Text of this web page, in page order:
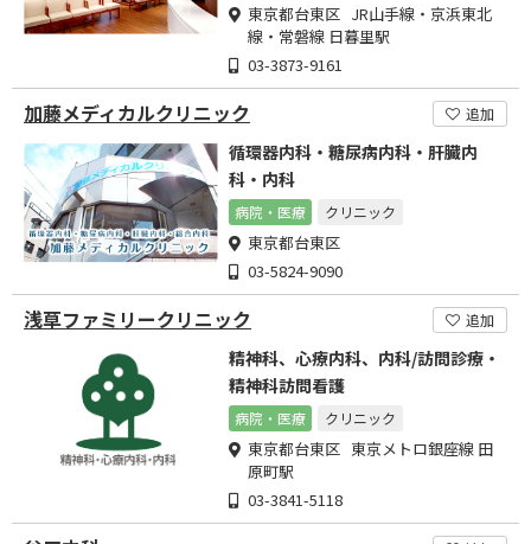
東京都台東区 JR山手線・京浜東北
線・常磐線 日暮里駅
03-3873-9161
加藤メディカルクリニック 追加
循環器内科・糖尿病内科・肝臓内
科・内科
病院・医療 クリニック
東京都台東区
03-5824-9090
浅草ファミリークリニック 追加
精神科、心療内科、内科/訪問診療・
精神科訪問看護
病院・医療 クリニック
東京都台東区 東京メトロ銀座線 田
原町駅
03-3841-5118